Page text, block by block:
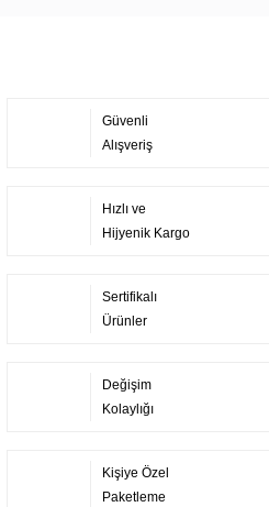
Güvenli
Alışveriş
Hızlı ve
Hijyenik Kargo
Sertifikalı
Ürünler
Değişim
Kolaylığı
Kişiye Özel
Paketleme